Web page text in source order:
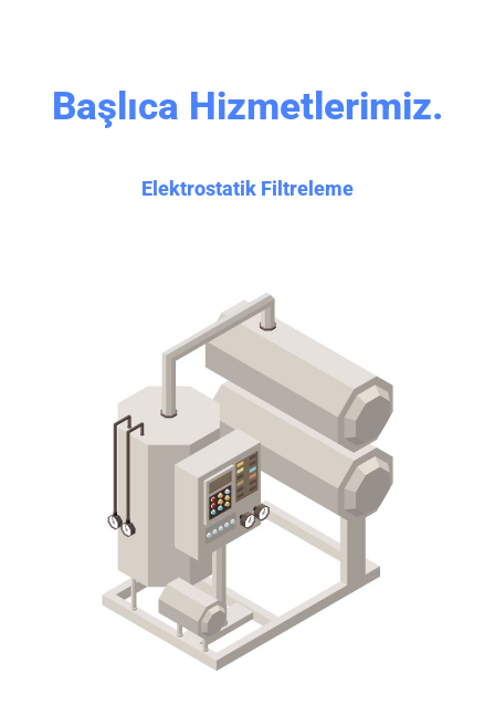
Başlıca Hizmetlerimiz.
Elektrostatik Filtreleme